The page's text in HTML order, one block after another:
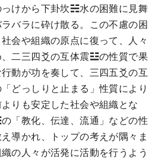
けから下卦坎☵水の困難に見舞
バラに砕け散る。この不慮の困
会や組織の原点に復って、人々
二三四爻の互体震☳の性質で果
動が功を奏して、三四五爻の互
どっしりと止まる」性質により
りも安定した社会や組織とな
「教化、伝達、流通」などの性
導かれ、トップの考えが隅々ま
の人々が活発に活動を行うよう